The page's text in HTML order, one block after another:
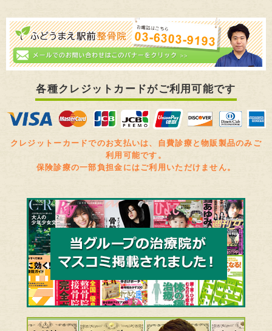
各種クレジットカードがご利用可能です
クレジットーカードでのお支払いは、自費診療と物販製品のみご
利用可能です。
保険診療の一部負担金にはご利用いただけません。